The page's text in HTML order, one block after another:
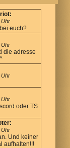
Uhr
euch?
Uhr
die adresse
Uhr
Uhr
oder TS
Uhr
Und keiner
aufhalten!!!